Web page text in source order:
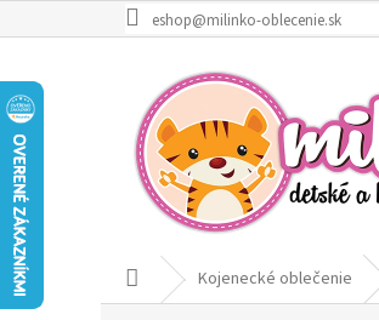
na
eshop@milinko-oblecenie.sk
DomovKojenecké oblečenie